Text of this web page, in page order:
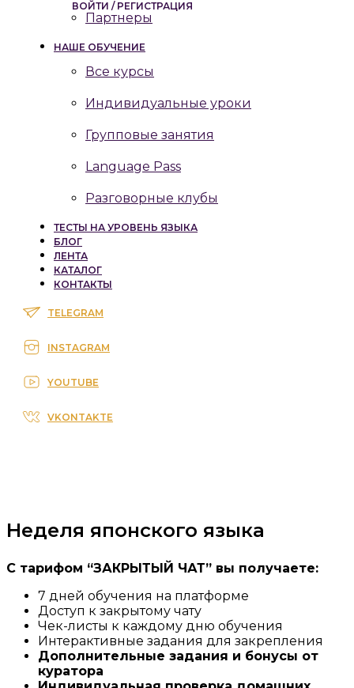
ВОЙТИ / РЕГИСТРАЦИЯ
Партнеры
НАШЕ ОБУЧЕНИЕ
Все курсы
Индивидуальные уроки
Групповые занятия
Language Pass
Разговорные клубы
ТЕСТЫ НА УРОВЕНЬ ЯЗЫКА
БЛОГ
ЛЕНТА
КАТАЛОГ
КОНТАКТЫ
TELEGRAM
INSTAGRAM
YOUTUBE
VKONTAKTE
Неделя японского языка
С тарифом “ЗАКРЫТЫЙ ЧАТ” вы получаете:
7 дней обучения на платформе
Доступ к закрытому чату
Чек-листы к каждому дню обучения
Интерактивные задания для закрепления
Дополнительные задания и бонусы от
куратора